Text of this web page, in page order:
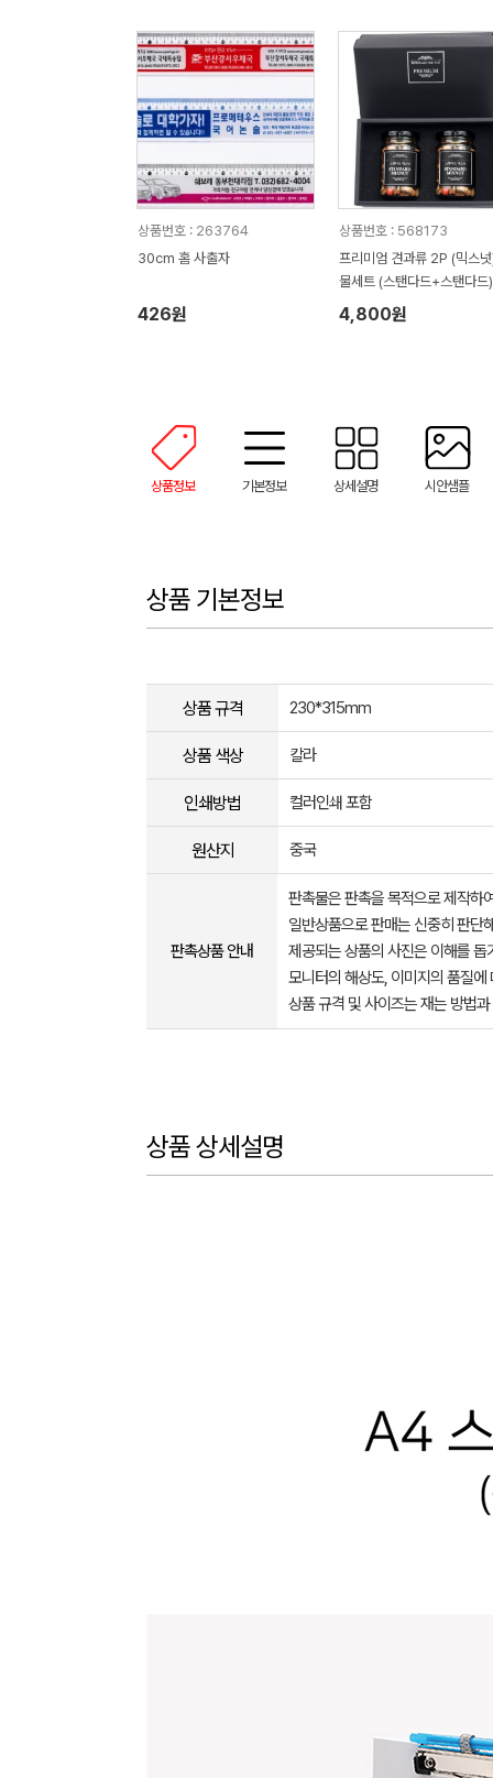
상품번호 : 263764
30cm 홈 사출자
426원
상품번호 : 568173
프리미엄 견과류 2P (믹스
물세트 (스탠다드+스탠다드)
4,800원
상품정보 기본정보 상세설명 시안샘플
상품 기본정보
상품 규격 230*315mm
상품 색상 칼라
인쇄방법 컬러인쇄 포함
원산지 중국
판촉상품 안내
판촉물은 판촉을 목적으로 제작하
일반상품으로 판매는 신중히 판단
제공되는 상품의 사진은 이해를
모니터의 해상도, 이미지의 품질
상품 규격 및 사이즈는 재는 방법
상품 상세설명